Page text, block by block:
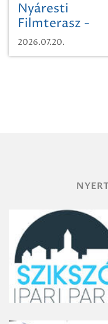
Nyáresti
Filmterasz -
Beugró a
Paradicsomba
2026.07.20.